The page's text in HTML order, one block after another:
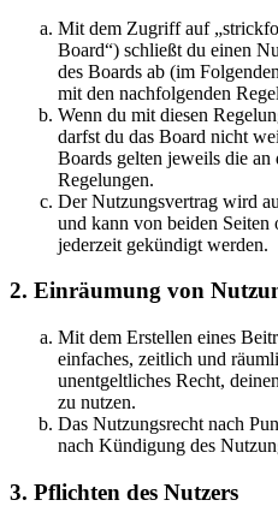
Mit dem Zugriff auf
Board“) schließt du einen
des Boards ab (im
mit den nachfolgenden
Wenn du mit diesen
darfst du das Board nicht
Boards gelten jeweils die
Regelungen.
Der Nutzungsvertrag wird
und kann von beiden
jederzeit gekündigt werden.
2. Einräumung von
Mit dem Erstellen eines
einfaches, zeitlich und
unentgeltliches Recht,
zu nutzen.
Das Nutzungsrecht nach
nach Kündigung des
3. Pflichten des Nutzers